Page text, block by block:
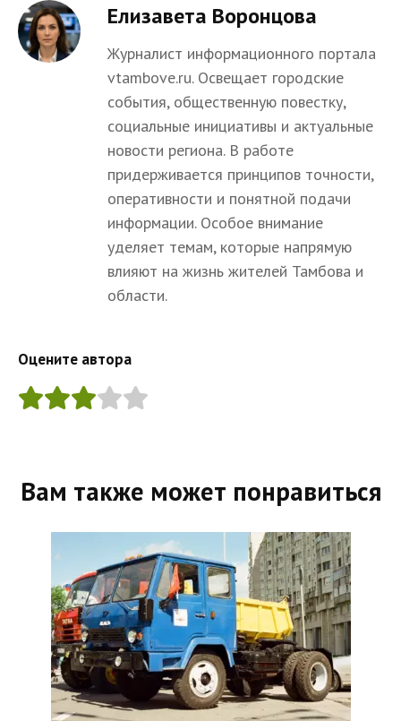
Елизавета Воронцова
Журналист информационного портала
vtambove.ru. Освещает городские
события, общественную повестку,
социальные инициативы и актуальные
новости региона. В работе
придерживается принципов точности,
оперативности и понятной подачи
информации. Особое внимание
уделяет темам, которые напрямую
влияют на жизнь жителей Тамбова и
области.
Оцените автора
Вам также может понравиться